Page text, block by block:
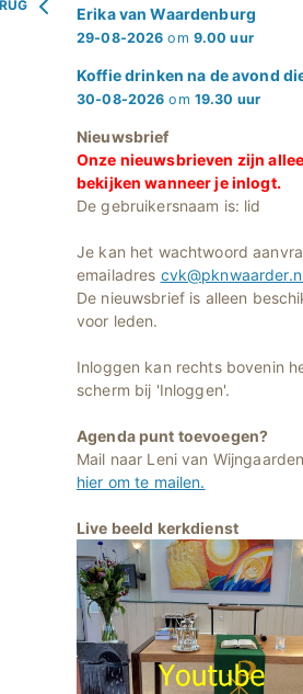
Erika van Waardenburg
29-08-2026 om 9.00 uur
Koffie drinken na de avond
30-08-2026 om 19.30 uur
Nieuwsbrief
Onze nieuwsbrieven zijn
bekijken wanneer je inlogt.
De gebruikersnaam is: lid
Je kan het wachtwoord
emailadres
De nieuwsbrief is alleen
voor leden.
Inloggen kan rechts bovenin
scherm bij 'Inloggen'.
Agenda punt toevoegen?
Mail naar Leni van
hier om te mailen.
Live beeld kerkdienst